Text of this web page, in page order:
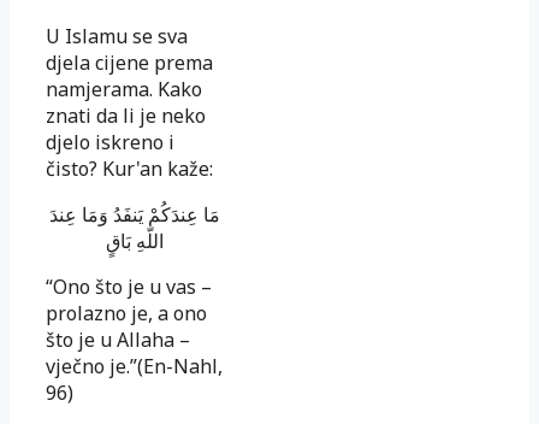
U Islamu se sva
djela cijene prema
namjerama. Kako
znati da li je neko
djelo iskreno i
čisto? Kur'an kaže:
مَا عِندَكُمْ يَنفَدُ وَمَا عِندَ
اللّهِ بَاقٍ
“Ono što je u vas –
prolazno je, a ono
što je u Allaha –
vječno je.”(En-Nahl,
96)